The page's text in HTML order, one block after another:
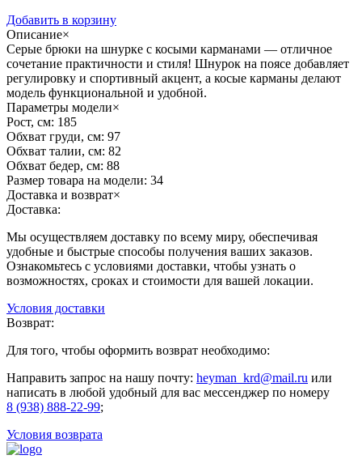
Добавить в корзину
Описание×
Серые брюки на шнурке с косыми карманами — отличное
сочетание практичности и стиля! Шнурок на поясе добавляет
регулировку и спортивный акцент, а косые карманы делают
модель функциональной и удобной.
Параметры модели×
Рост, см: 185
Обхват груди, см: 97
Обхват талии, см: 82
Обхват бедер, см: 88
Размер товара на модели: 34
Доставка и возврат×
Доставка:
Мы осуществляем доставку по всему миру, обеспечивая
удобные и быстрые способы получения ваших заказов.
Ознакомьтесь с условиями доставки, чтобы узнать о
возможностях, сроках и стоимости для вашей локации.
Условия доставки
Возврат:
Для того, чтобы оформить возврат необходимо:
Направить запрос на нашу почту: heyman_krd@mail.ru или
написать в любой удобный для вас мессенджер по номеру
8 (938) 888-22-99;
Условия возврата